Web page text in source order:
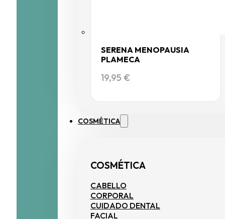
SERENA MENOPAUSIA
PLAMECA
19,95 €
COSMÉTICA
COSMÉTICA
CABELLO
CORPORAL
CUIDADO DENTAL
FACIAL